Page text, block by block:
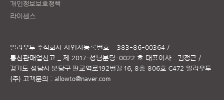
개인정보보호정책
라이센스
얼라우투 주식회사 사업자등록번호 _ 383-86-00364 /
통신판매업신고 _ 제 2017-성남분당-0022 호 대표이사 : 김정근 /
경기도 성남시 분당구 판교역로192번길 16, 8층 806호 C472 얼라우투
(주) 고객문의 : allowto@naver.com